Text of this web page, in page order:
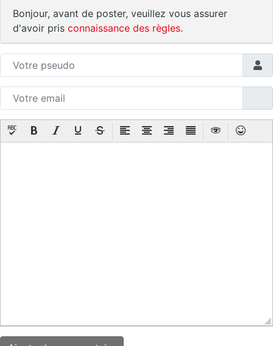
Bonjour, avant de poster, veuillez vous assurer
d'avoir pris connaissance des règles.